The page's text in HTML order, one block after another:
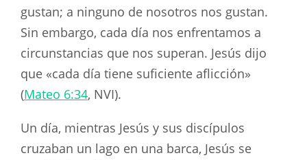
gustan; a ninguno de nosotros nos gustan.
Sin embargo, cada día nos enfrentamos a
circunstancias que nos superan. Jesús dijo
que «cada día tiene suficiente aflicción»
(Mateo 6:34, NVI).
Un día, mientras Jesús y sus discípulos
cruzaban un lago en una barca, Jesús se